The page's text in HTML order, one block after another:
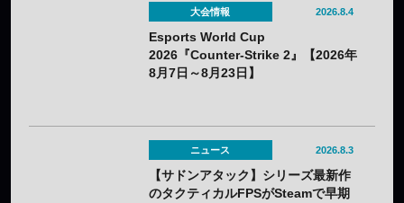
大会情報 2026.8.4
Esports World Cup
2026『Counter-Strike 2』【2026年
8月7日～8月23日】
ニュース 2026.8.3
【サドンアタック】シリーズ最新作
のタクティカルFPSがSteamで早期